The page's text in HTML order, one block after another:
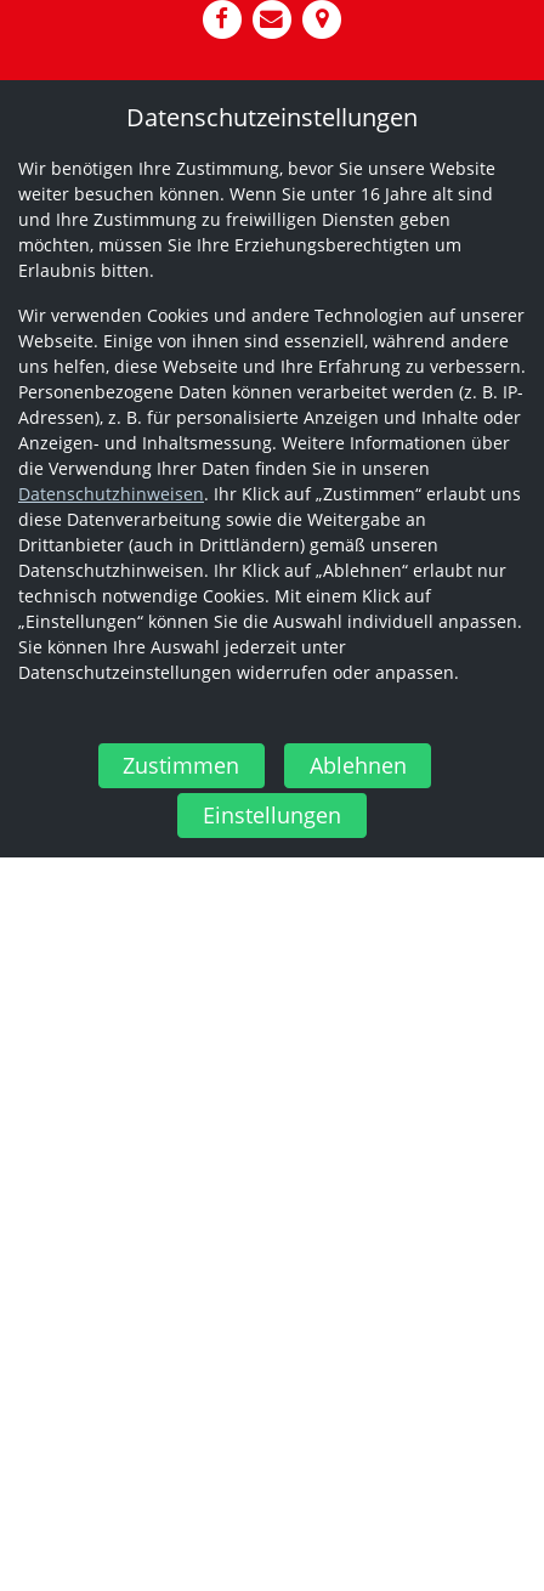
Datenschutzeinstellungen
Wir benötigen Ihre Zustimmung, bevor Sie unsere Website
weiter besuchen können. Wenn Sie unter 16 Jahre alt sind
und Ihre Zustimmung zu freiwilligen Diensten geben
möchten, müssen Sie Ihre Erziehungsberechtigten um
Erlaubnis bitten.
Wir verwenden Cookies und andere Technologien auf unserer
Webseite. Einige von ihnen sind essenziell, während andere
uns helfen, diese Webseite und Ihre Erfahrung zu verbessern.
Personenbezogene Daten können verarbeitet werden (z. B. IP-
Adressen), z. B. für personalisierte Anzeigen und Inhalte oder
Anzeigen- und Inhaltsmessung. Weitere Informationen über
die Verwendung Ihrer Daten finden Sie in unseren
Datenschutzhinweisen. Ihr Klick auf „Zustimmen“ erlaubt uns
diese Datenverarbeitung sowie die Weitergabe an
Drittanbieter (auch in Drittländern) gemäß unseren
Datenschutzhinweisen. Ihr Klick auf „Ablehnen“ erlaubt nur
technisch notwendige Cookies. Mit einem Klick auf
„Einstellungen“ können Sie die Auswahl individuell anpassen.
Sie können Ihre Auswahl jederzeit unter
Datenschutzeinstellungen widerrufen oder anpassen.
Zustimmen
Ablehnen
Einstellungen